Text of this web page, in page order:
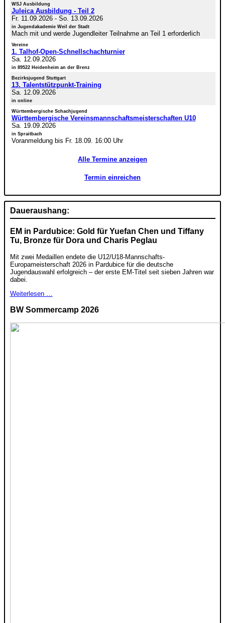
WSJ Ausbildung
Juleica Ausbildung - Teil 2
Fr. 11.09.2026- So. 13.09.2026
in Jugendakademie Weil der Stadt
Mach mit und werde Jugendleiter Teilnahme an Teil 1 erforderlich
Vereine
1. Talhof-Open-Schnellschachturnier
Sa. 12.09.2026
in 89522 Heidenheim an der Brenz
Bezirksjugend Stuttgart
13. Talentstützpunkt-Training
Sa. 12.09.2026
in online
Württembergische Schachjugend
Württembergische Vereinsmannschaftsmeisterschaften U10
Sa. 19.09.2026
in Spraitbach
Voranmeldung bis Fr. 18.09. 16:00 Uhr
Alle Termine anzeigen
Termin einreichen
Daueraushang:
EM in Pardubice: Gold für Yuefan Chen und Tiffany
Tu, Bronze für Dora und Charis Peglau
Mit zwei Medaillen endete die U12/U18-Mannschafts-
Europameisterschaft 2026 in Pardubice für die deutsche
Jugendauswahl erfolgreich – der erste EM-Titel seit sieben Jahren war
dabei.
Weiterlesen …
BW Sommercamp 2026